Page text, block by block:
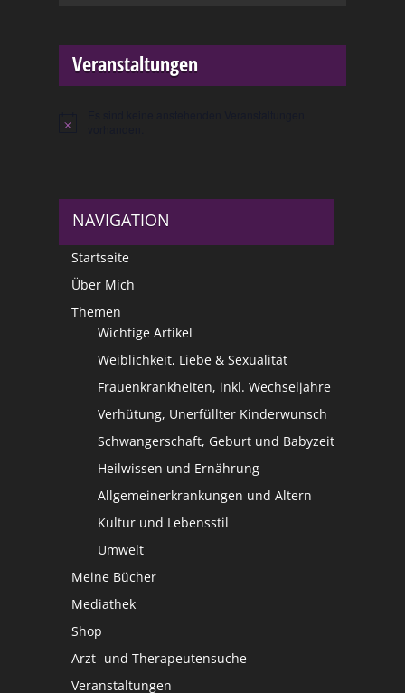
Veranstaltungen
Hinweis
NAVIGATION
Startseite
Über Mich
Themen
Wichtige Artikel
Weiblichkeit, Liebe & Sexualität
Frauenkrankheiten, inkl. Wechseljahre
Verhütung, Unerfüllter Kinderwunsch
Schwangerschaft, Geburt und Babyzeit
Heilwissen und Ernährung
Allgemeinerkrankungen und Altern
Kultur und Lebensstil
Umwelt
Meine Bücher
Mediathek
Shop
Arzt- und Therapeutensuche
Veranstaltungen